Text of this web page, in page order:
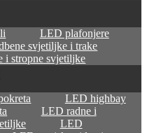
LED plafonjere
svjetiljke i trake
i stropne svjetiljke
LED highbay
LED radne i
LED